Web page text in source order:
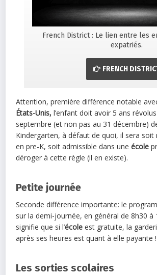
French District : Le lien entre les
expatriés.
FRENCH
Attention, première différence notable
États-Unis, l’enfant doit avoir 5 ans
septembre (et non pas au 31 décembre)
Kindergarten, à défaut de quoi, il sera soit
en pre-K, soit admissible dans uneécole
déroger à cette règle (il en existe).
Petite journée
Seconde différence importante: le
sur la demi-journée, en général de 8h30 à
signifie que si l’école est gratuite, la
après ses heures est quant à elle payante !
Les sorties scolaires